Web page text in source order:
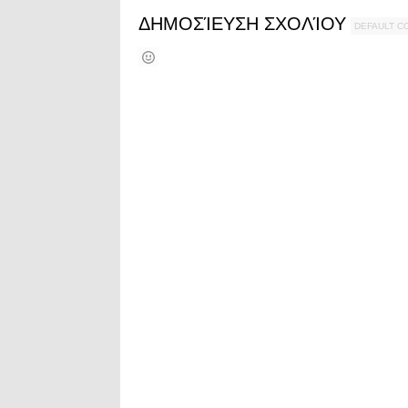
ΔΗΜΟΣΊΕΥΣΗ ΣΧΟΛΊΟΥ DEFAULT